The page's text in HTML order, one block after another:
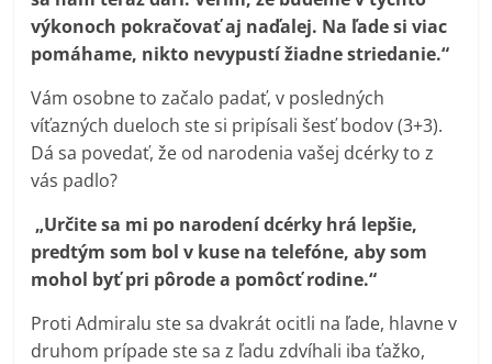
výkonoch pokračovať aj naďalej. Na ľade si viac
pomáhame, nikto nevypustí žiadne striedanie.“
Vám osobne to začalo padať, v posledných
víťazných dueloch ste si pripísali šesť bodov (3+3).
Dá sa povedať, že od narodenia vašej dcérky to z
vás padlo?
„Určite sa mi po narodení dcérky hrá lepšie,
predtým som bol v kuse na telefóne, aby som
mohol byť pri pôrode a pomôcť rodine.“
Proti Admiralu ste sa dvakrát ocitli na ľade, hlavne v
druhom prípade ste sa z ľadu zdvíhali iba ťažko,